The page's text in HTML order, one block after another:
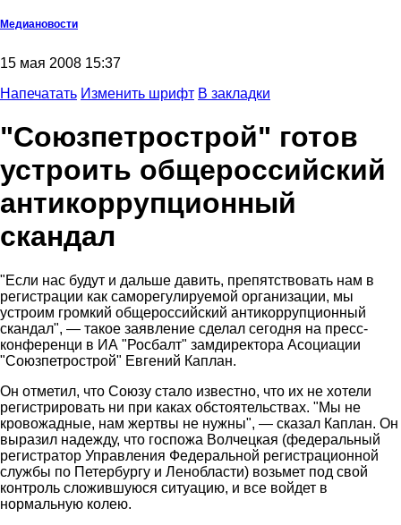
Медиановости
15 мая 2008 15:37
Напечатать Изменить шрифт В закладки
"Союзпетрострой" готов
устроить общероссийский
антикоррупционный
скандал
"Если нас будут и дальше давить, препятствовать нам в
регистрации как саморегулируемой организации, мы
устроим громкий общероссийский антикоррупционный
скандал", — такое заявление сделал сегодня на пресс-
конференци в ИА "Росбалт" замдиректора Асоциации
"Союзпетрострой" Евгений Каплан.
Он отметил, что Союзу стало известно, что их не хотели
регистрировать ни при каках обстоятельствах. "Мы не
кровожадные, нам жертвы не нужны", — сказал Каплан. Он
выразил надежду, что госпожа Волчецкая (федеральный
регистратор Управления Федеральной регистрационной
службы по Петербургу и Ленобласти) возьмет под свой
контроль сложившуюся ситуацию, и все войдет в
нормальную колею.